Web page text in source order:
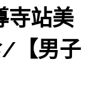
寺站美
【男子